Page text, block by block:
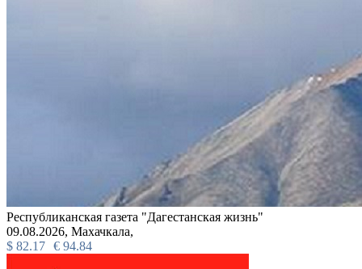
Республиканская газета "Дагестанская жизнь"
09.08.2026, Махачкала,
$ 82.17 € 94.84